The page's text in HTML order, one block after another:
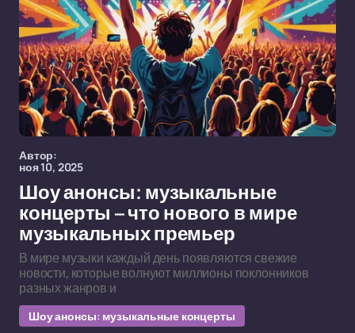
Автор:
ноя 10, 2025
Шоу анонсы: музыкальные
концерты – что нового в мире
музыкальных премьер
В мире музыки каждый день появляются свежие
новости, которые волнуют миллионы поклонников
разных жанров и
Шоу анонсы: музыкальные концерты